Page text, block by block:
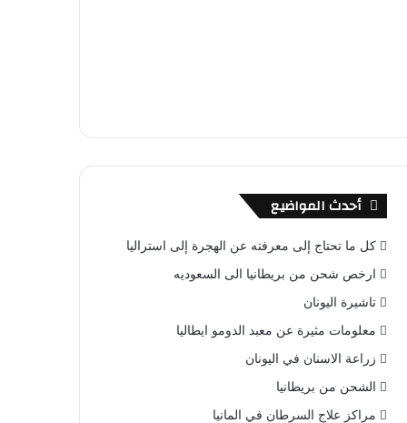
أحدث المواضيع
كل ما تحتاج إلى معرفته عن الهجرة إلى استراليا
ارخص شحن من بريطانيا الى السعوديه
تاشيرة اليونان
معلومات مثيرة عن معبد الدومو ايطاليا
زراعة الاسنان في اليونان
الشحن من بريطانيا
مراكز علاج السرطان في المانيا